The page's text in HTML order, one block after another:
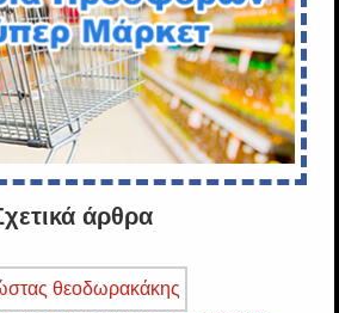
άρθρα